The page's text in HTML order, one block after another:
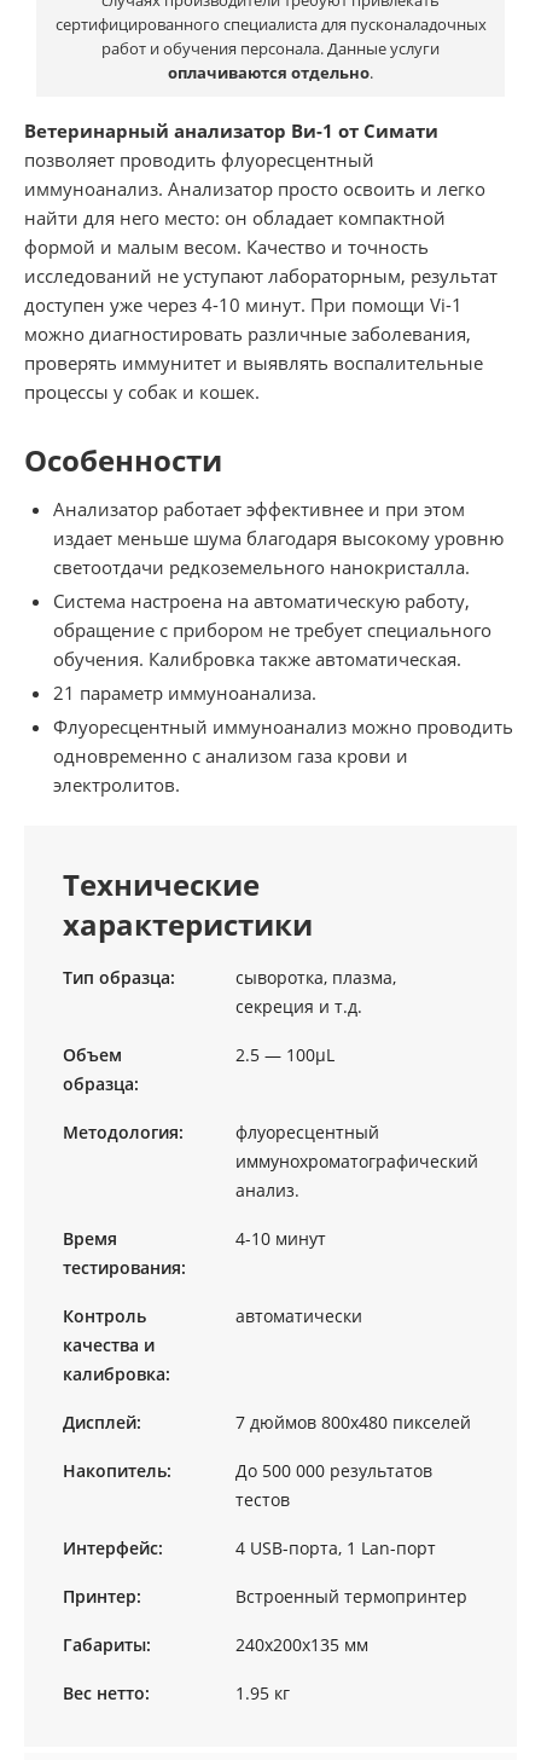
сертифицированного специалиста для пусконаладочных
работ и обучения персонала. Данные услуги
оплачиваются отдельно.
Ветеринарный анализатор Ви-1 от Симати
позволяет проводить флуоресцентный
иммуноанализ. Анализатор просто освоить и легко
найти для него место: он обладает компактной
формой и малым весом. Качество и точность
исследований не уступают лабораторным, результат
доступен уже через 4-10 минут. При помощи Vi-1
можно диагностировать различные заболевания,
проверять иммунитет и выявлять воспалительные
процессы у собак и кошек.
Особенности
Анализатор работает эффективнее и при этом
издает меньше шума благодаря высокому уровню
светоотдачи редкоземельного нанокристалла.
Система настроена на автоматическую работу,
обращение с прибором не требует специального
обучения. Калибровка также автоматическая.
21 параметр иммуноанализа.
Флуоресцентный иммуноанализ можно проводить
одновременно с анализом газа крови и
электролитов.
Технические
характеристики
Тип образца:
сыворотка, плазма,
секреция и т.д.
Объем
образца:
2.5 — 100μL
Методология:
флуоресцентный
иммунохроматографический
анализ.
Время
тестирования:
4-10 минут
Контроль
качества и
калибровка:
автоматически
Дисплей: 7 дюймов 800х480 пикселей
Накопитель:
До 500 000 результатов
тестов
Интерфейс: 4 USB-порта, 1 Lan-порт
Принтер: Встроенный термопринтер
Габариты: 240х200х135 мм
Вес нетто: 1.95 кг